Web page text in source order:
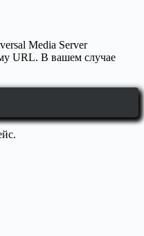
Media Server
URL. В вашем случае